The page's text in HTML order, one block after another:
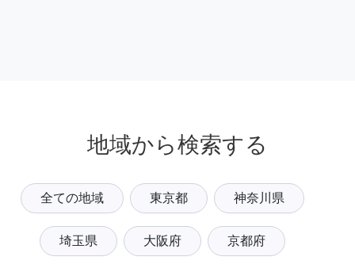
地域から検索する
全ての地域 東京都 神奈川県
埼玉県 大阪府 京都府